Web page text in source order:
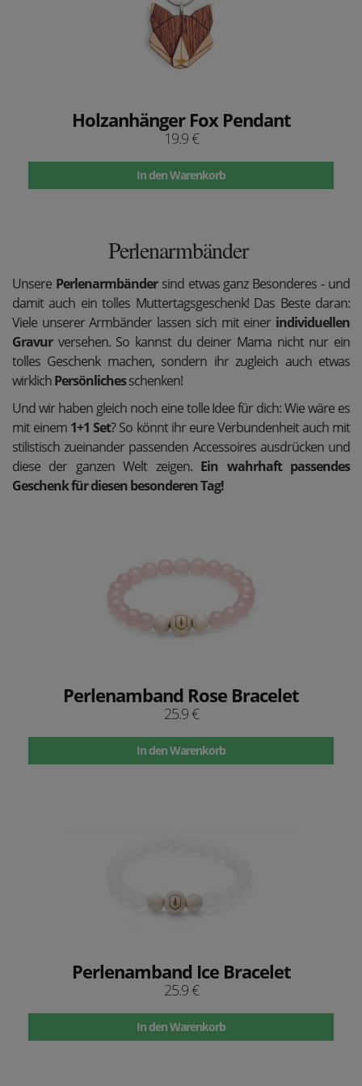
Holzanhänger Fox Pendant
19.9 €
In den Warenkorb
Perlenarmbänder
Unsere Perlenarmbändersind etwas ganz Besonderes - und
damit auch ein tolles Muttertagsgeschenk! Das Beste daran:
Viele unserer Armbänder lassen sich mit einer individuellen
Gravurversehen. So kannst du deiner Mama nicht nur ein
tolles Geschenk machen, sondern ihr zugleich auch etwas
wirklichPersönlichesschenken!
Und wir haben gleich noch eine tolle Idee für dich: Wie wäre es
mit einem 1+1 Set? So könnt ihr eure Verbundenheit auch mit
stilistisch zueinander passenden Accessoires ausdrücken und
diese der ganzen Welt zeigen. Ein wahrhaft passendes
Geschenk für diesen besonderen Tag!
Perlenamband Rose Bracelet
25.9 €
In den Warenkorb
Perlenamband Ice Bracelet
25.9 €
In den Warenkorb